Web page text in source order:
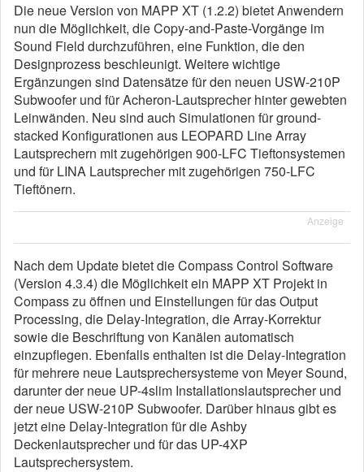
Die neue Version von MAPP XT (1.2.2) bietet Anwendern
nun die Möglichkeit, die Copy-and-Paste-Vorgänge im
Sound Field durchzuführen, eine Funktion, die den
Designprozess beschleunigt. Weitere wichtige
Ergänzungen sind Datensätze für den neuen USW-210P
Subwoofer und für Acheron-Lautsprecher hinter gewebten
Leinwänden. Neu sind auch Simulationen für ground-
stacked Konfigurationen aus LEOPARD Line Array
Lautsprechern mit zugehörigen 900-LFC Tieftonsystemen
und für LINA Lautsprecher mit zugehörigen 750-LFC
Tieftönern.
Anzeige
Nach dem Update bietet die Compass Control Software
(Version 4.3.4) die Möglichkeit ein MAPP XT Projekt in
Compass zu öffnen und Einstellungen für das Output
Processing, die Delay-Integration, die Array-Korrektur
sowie die Beschriftung von Kanälen automatisch
einzupflegen. Ebenfalls enthalten ist die Delay-Integration
für mehrere neue Lautsprechersysteme von Meyer Sound,
darunter der neue UP-4slim Installationslautsprecher und
der neue USW-210P Subwoofer. Darüber hinaus gibt es
jetzt eine Delay-Integration für die Ashby
Deckenlautsprecher und für das UP-4XP
Lautsprechersystem.